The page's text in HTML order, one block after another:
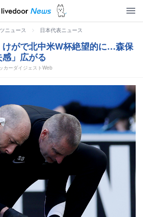
ニュース > 日本代表ニュース
けがで北中米W杯絶望的に…森保
」広がる
カーダイジェストWeb